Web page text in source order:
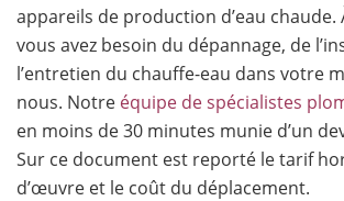
appareils de production d’eau chaude.
vous avez besoin du dépannage, de
l’entretien du chauffe-eau dans votre
nous. Notre équipe de spécialistes
en moins de 30 minutes munie d’un
Sur ce document est reporté le tarif
d’œuvre et le coût du déplacement.